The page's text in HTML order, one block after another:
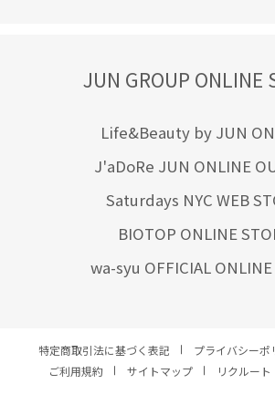
JUN GROUP ONLINE
Life&Beauty by JUN
J'aDoRe JUN ONLINE
Saturdays NYC WEB
BIOTOP ONLINE
wa-syu OFFICIAL
特定商取引法に基づく表記 プライバシーポ
ご利用規約
サイトマップ リクルート